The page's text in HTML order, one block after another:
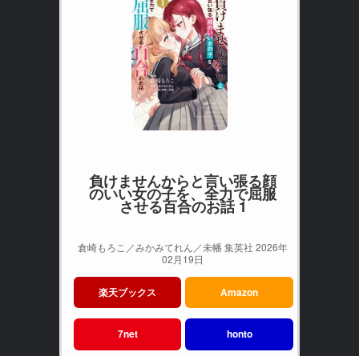
負けませんからと言い張る顔
のいい女の子を、全力で屈服
させる百合のお話 1
倉崎もろこ／みかみてれん／未幡 集英社 2026年
02月19日
楽天ブックス Amazon
7net honto